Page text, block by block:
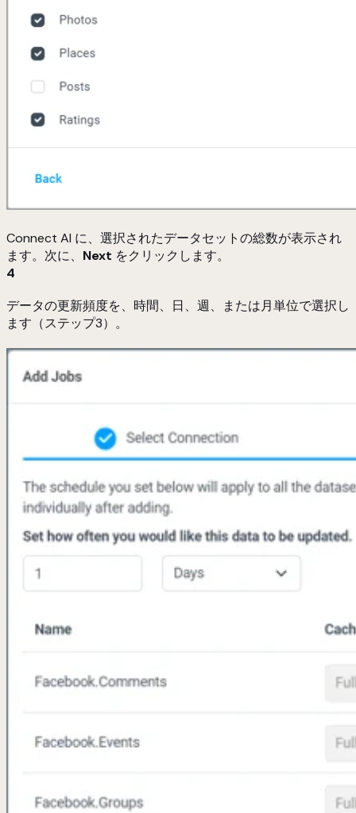
Connect AI に、選択されたデータセットの総数が表示され
ます。次に、 Next をクリックします。
4
データの更新頻度を、時間、日、週、または月単位で選択し
ます（ステップ3）。